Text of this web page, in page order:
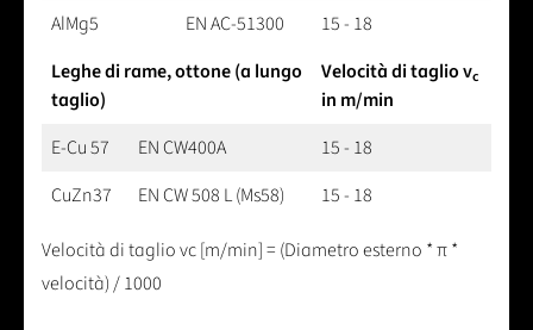
AlMg5
EN AC-51300
15 - 18
Leghe di rame, ottone (a lungo
taglio)
Velocità di taglio vc
in m/min
E-Cu 57
EN CW400A
15 - 18
CuZn37
EN CW 508 L (Ms58) 15 - 18
Velocità di taglio vc [m/min] = (Diametro esterno * π *
velocità) / 1000